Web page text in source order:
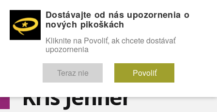
OMG! SEXICE
Kris Jenner
Dostávajte od nás upozornenia o
nových pikoškách
Kliknite na Povoliť, ak chcete dostávať
upozornenia
Teraz nie Povoliť